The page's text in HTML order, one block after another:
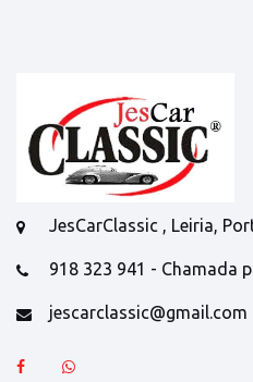
JesCarClassic , Leiria,
918 323 941 - Chamada
jescarclassic@gmail.com